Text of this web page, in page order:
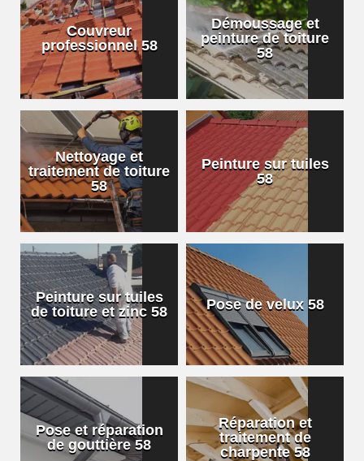
Couvreur
professionnel 58
Démoussage et
peinture de toiture
58
Nettoyage et
traitement de toiture
58
Peinture sur tuiles
58
Peinture sur tuiles
de toiture et zinc 58
Pose de velux 58
Pose et réparation
de gouttière 58
Réparation et
traitement de
charpente 58